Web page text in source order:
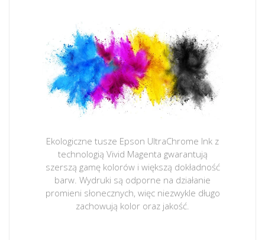
Ekologiczne tusze Epson UltraChrome Ink z
technologią Vivid Magenta gwarantują
szerszą gamę kolorów i większą dokładność
barw. Wydruki są odporne na działanie
promieni słonecznych, więc niezwykle długo
zachowują kolor oraz jakość.